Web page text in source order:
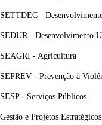
SETTDEC -
SEDUR - Desenvolvimento
SEAGRI - Agricultura
SEPREV - Prevenção à
SESP - Serviços Públicos
Gestão e Projetos Estratégicos